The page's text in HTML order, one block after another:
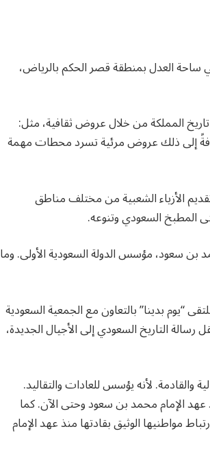
ساحة العدل بمنطقة قصر الحكم بالرياض،
المملكة من خلال عروض ثقافية، مثل:
إلى ذلك عروض مرئية تسرد محطات مهمة
الأزياء الشعبية من مختلف مناطق
المطبخ السعودي وتنوعه.
بن سعود، مؤسس الدولة السعودية الأولى. وما
“يوم بدينا” بالتعاون مع الجمعية السعودية
التاريخ السعودي إلى الأجيال الجديدة،
لأنه يؤسس للعادات والتقاليد.
عهد الإمام محمد بن سعود وحتى الآن. كما
مواطنيها الوثيق بقادتها منذ عهد الإمام